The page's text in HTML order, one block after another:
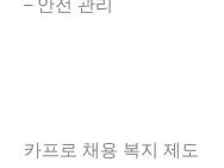
– 안전 관리
카프로 채용 복지 제도